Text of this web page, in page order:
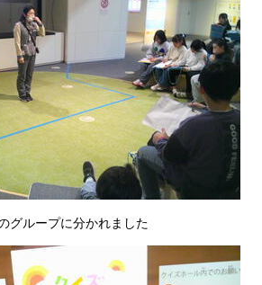
グループに分かれました